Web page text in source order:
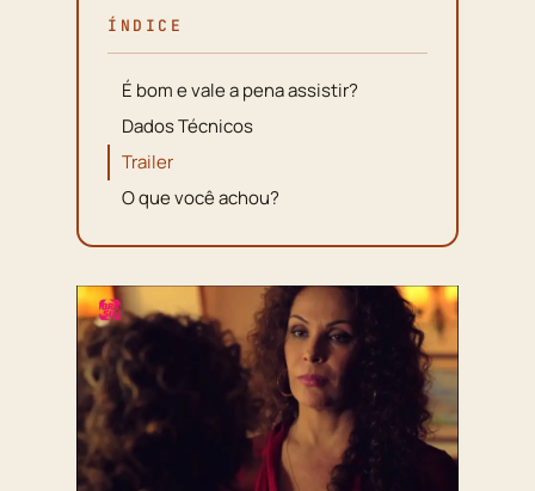
ÍNDICE
É bom e vale a pena assistir?
Dados Técnicos
Trailer
O que você achou?